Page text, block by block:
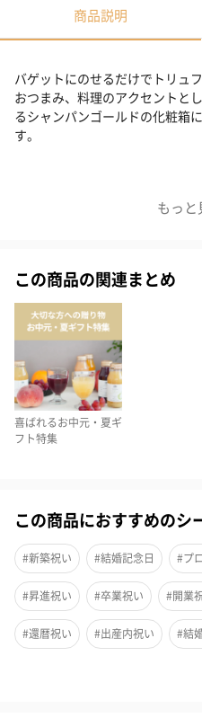
商品説明
もっと
バゲットにのせるだけでトリュ
おつまみ、料理のアクセントと
るシャンパンゴールドの化粧箱
す。
ャンパンゴールドの化粧箱に詰
どちらもバゲットやクラッカー
味が口いっぱいに広がり、ワイ
ホームパーティーの手土産や、
こと間違いない逸品です。
イタリアでこよなく愛されるグ
高峰トリュフである白トリュフ
はなかなかお目にかかれないビ
チーズクリームです。
チーズとトリュフ、抜群の相性
バゲットやクラッカーにのせる
この商品の関連まとめ
喜ばれるお中元・夏ギ
フト特集
この商品におすすめのシ
#新築祝い #結婚記念日 #プ
#昇進祝い #卒業祝い #開業
#還暦祝い #出産内祝い #結